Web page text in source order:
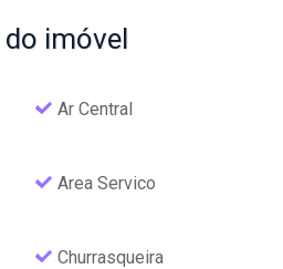
do imóvel
Ar Central
Area Servico
Churrasqueira